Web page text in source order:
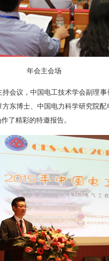
年会主会场
会议，中国电工技术学会副理
东博士、中国电力科学研究院
了精彩的特邀报告。